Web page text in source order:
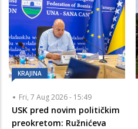
KRAJINA
Fri, 7 Aug 2026 - 15:49
USK pred novim političkim
preokretom: Ružnićeva